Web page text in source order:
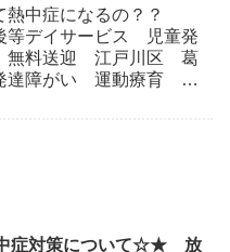
中症になるの？？
デイサービス 児童発
無料送迎 江戸川区 葛
障がい 運動療育 放
自閉症
症対策について☆★ 放